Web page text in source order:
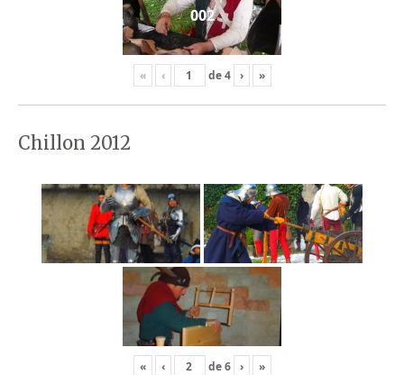
002
« ‹ de4 › »
Chillon 2012
« ‹ de6 › »